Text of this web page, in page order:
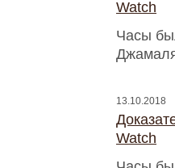
Watch
Часы
13.10.2018
Watch